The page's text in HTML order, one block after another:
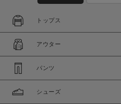
セール価格
在庫
在庫あり
トップス
アウター
パンツ
シューズ